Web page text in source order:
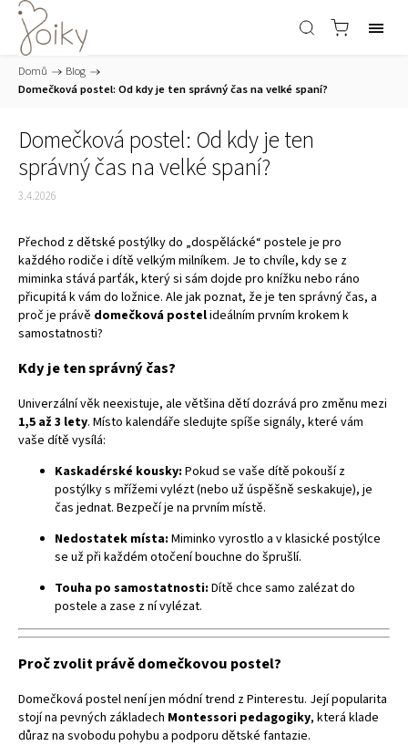
Domů / Blog /
Domečková postel: Od kdy je ten správný čas na velké spaní?
Domečková postel: Od kdy je ten
správný čas na velké spaní?
3.4.2026
Přechod z dětské postýlky do „dospělácké“ postele je pro
každého rodiče i dítě velkým milníkem. Je to chvíle, kdy se z
miminka stává parťák, který si sám dojde pro knížku nebo ráno
přicupitá k vám do ložnice. Ale jak poznat, že je ten správný čas, a
proč je právě domečková postelideálním prvním krokem k
samostatnosti?
Kdy je ten správný čas?
Univerzální věk neexistuje, ale většina dětí dozrává pro změnu mezi
1,5 až 3 lety. Místo kalendáře sledujte spíše signály, které vám
vaše dítě vysílá:
Kaskadérské kousky: Pokud se vaše dítě pokouší z
postýlky s mřížemi vylézt (nebo už úspěšně seskakuje), je
čas jednat. Bezpečí je na prvním místě.
Nedostatek místa: Miminko vyrostlo a v klasické postýlce
se už při každém otočení bouchne do šprušlí.
Touha po samostatnosti: Dítě chce samo zalézat do
postele a zase z ní vylézat.
Proč zvolit právě domečkovou postel?
Domečková postel není jen módní trend z Pinterestu. Její popularita
stojí na pevných základech Montessori pedagogiky, která klade
důraz na svobodu pohybu a podporu dětské fantazie.